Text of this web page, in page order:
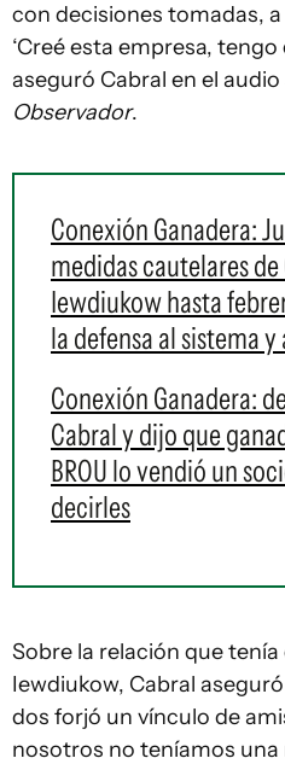
con decisiones tomadas,
‘Creé esta empresa, tengo
aseguró Cabral en el
Observador.
Conexión Ganadera:
medidas cautelares
Iewdiukow hasta
la defensa al sistema y
Conexión Ganadera:
Cabral y dijo que
BROU lo vendió un
decirles
Sobre la relación que
Iewdiukow, Cabral
dos forjó un vínculo de
nosotros no teníamos